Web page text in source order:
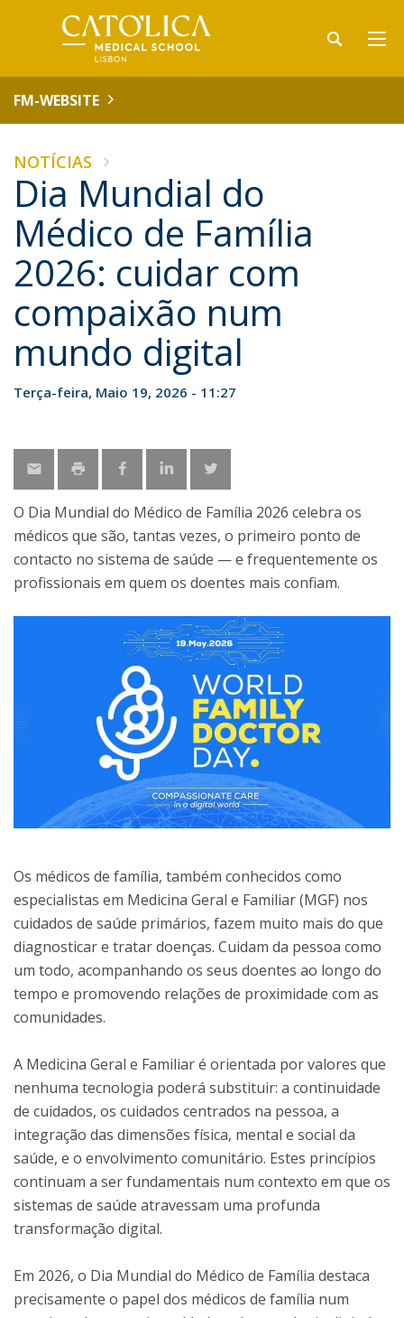
FM-WEBSITE
NOTÍCIAS
Dia Mundial do
Médico de Família
2026: cuidar com
compaixão num
mundo digital
Terça-feira, Maio 19, 2026 - 11:27
O Dia Mundial do Médico de Família 2026 celebra os
médicos que são, tantas vezes, o primeiro ponto de
contacto no sistema de saúde — e frequentemente os
profissionais em quem os doentes mais confiam.
Os médicos de família, também conhecidos como
especialistas em Medicina Geral e Familiar (MGF) nos
cuidados de saúde primários, fazem muito mais do que
diagnosticar e tratar doenças. Cuidam da pessoa como
um todo, acompanhando os seus doentes ao longo do
tempo e promovendo relações de proximidade com as
comunidades.
A Medicina Geral e Familiar é orientada por valores que
nenhuma tecnologia poderá substituir: a continuidade
de cuidados, os cuidados centrados na pessoa, a
integração das dimensões física, mental e social da
saúde, e o envolvimento comunitário. Estes princípios
continuam a ser fundamentais num contexto em que os
sistemas de saúde atravessam uma profunda
transformação digital.
Em 2026, o Dia Mundial do Médico de Família destaca
precisamente o papel dos médicos de família num